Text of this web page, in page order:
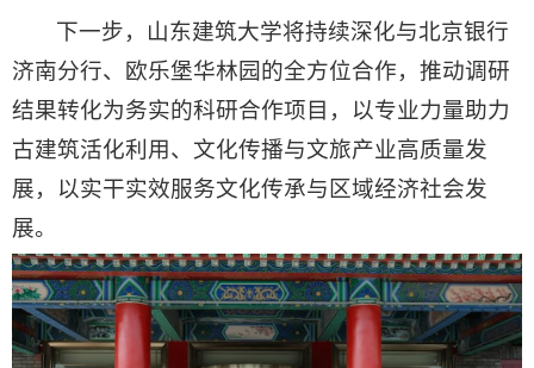
下一步，山东建筑大学将持续深化与北京银行
济南分行、欧乐堡华林园的全方位合作，推动调研
结果转化为务实的科研合作项目，以专业力量助力
古建筑活化利用、文化传播与文旅产业高质量发
展，以实干实效服务文化传承与区域经济社会发
展。